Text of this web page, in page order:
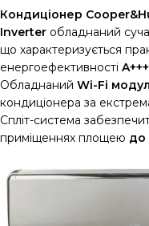
Кондиціонер
Inverter обладнаний
що характеризується
енергоефективності
Обладнаний Wi-Fi
кондиціонера за
Спліт-система
приміщеннях площею до